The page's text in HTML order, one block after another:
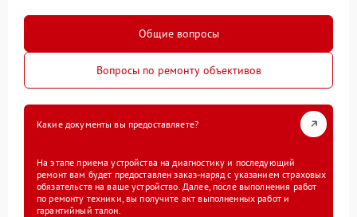
Общие вопросы
Вопросы по ремонту объективов
Какие документы вы предоставляете?
На этапе приема устройства на диагностику и последующий
ремонт вам будет предоставлен заказ-наряд с указанием страховых
обязательств на ваше устройство. Далее, после выполнения работ
по ремонту техники, вы получите акт выполненных работ и
гарантийный талон.